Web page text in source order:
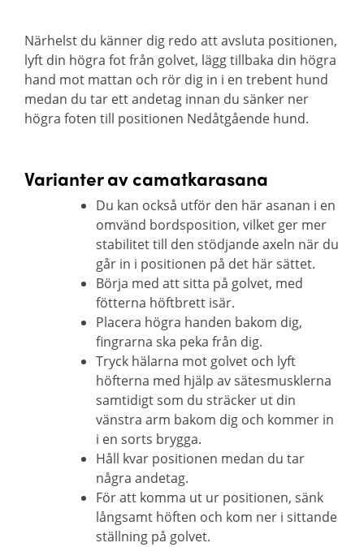
Närhelst du känner dig redo att avsluta positionen,
lyft din högra fot från golvet, lägg tillbaka din högra
hand mot mattan och rör dig in i en trebent hund
medan du tar ett andetag innan du sänker ner
högra foten till positionen Nedåtgående hund.
Varianter av camatkarasana
Du kan också utför den här asanan i en
omvänd bordsposition, vilket ger mer
stabilitet till den stödjande axeln när du
går in i positionen på det här sättet.
Börja med att sitta på golvet, med
fötterna höftbrett isär.
Placera högra handen bakom dig,
fingrarna ska peka från dig.
Tryck hälarna mot golvet och lyft
höfterna med hjälp av sätesmusklerna
samtidigt som du sträcker ut din
vänstra arm bakom dig och kommer in
i en sorts brygga.
Håll kvar positionen medan du tar
några andetag.
För att komma ut ur positionen, sänk
långsamt höften och kom ner i sittande
ställning på golvet.